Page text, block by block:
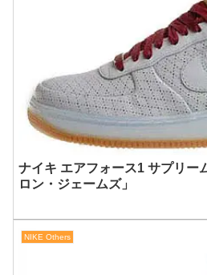
ナイキ エアフォース1 サプリー
ロン・ジェームズ」
NIKE Others